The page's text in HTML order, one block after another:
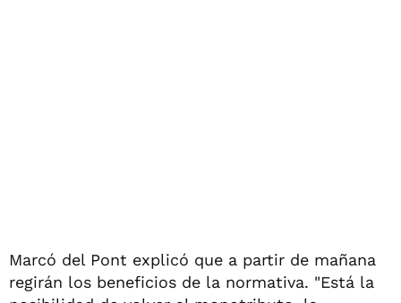
Marcó del Pont explicó que a partir de mañana
regirán los beneficios de la normativa. "Está la